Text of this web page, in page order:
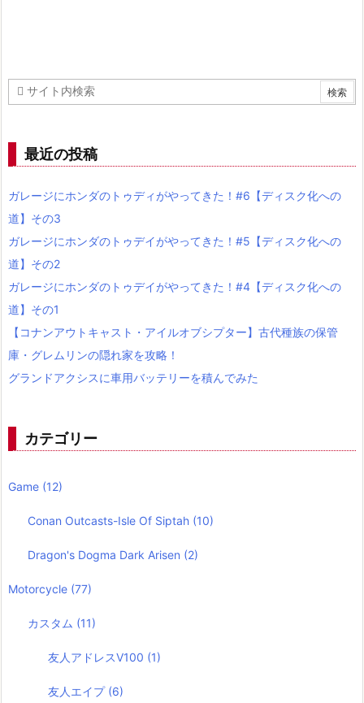
最近の投稿
ガレージにホンダのトゥディがやってきた！#6【ディスク化への
道】その3
ガレージにホンダのトゥデイがやってきた！#5【ディスク化への
道】その2
ガレージにホンダのトゥデイがやってきた！#4【ディスク化への
道】その1
【コナンアウトキャスト・アイルオブシプター】古代種族の保管
庫・グレムリンの隠れ家を攻略！
グランドアクシスに車用バッテリーを積んでみた
カテゴリー
Game (12)
Conan Outcasts-Isle Of Siptah (10)
Dragon's Dogma Dark Arisen (2)
Motorcycle (77)
カスタム (11)
友人アドレスV100 (1)
友人エイプ (6)